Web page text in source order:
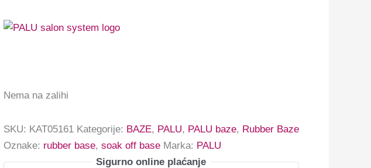
Nema na zalihi
SKU: KAT05161 Kategorije: BAZE, PALU, PALU baze, Rubber Baze
Oznake: rubber base, soak off base Marka: PALU
Sigurno online plaćanje